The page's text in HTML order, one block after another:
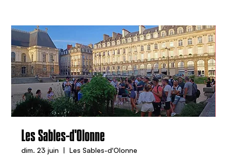
Les Sables-d'Olonne
dim. 23 juin
  |
Les Sables-d'Olonne